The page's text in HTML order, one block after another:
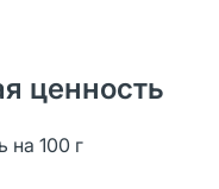
ценность
на 100 г